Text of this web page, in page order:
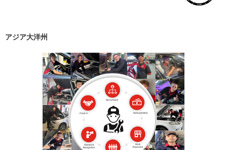
アジア大洋州